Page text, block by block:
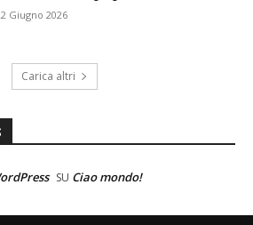
Giugno 2026
Carica altri
SU Ciao mondo!